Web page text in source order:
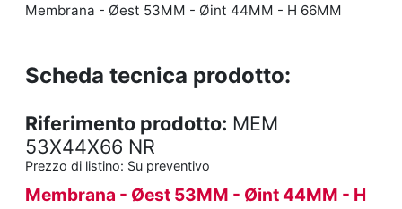
Membrana - Øest 53MM - Øint 44MM - H 66MM
Scheda tecnica prodotto:
Riferimento prodotto: MEM
53X44X66 NR
Prezzo di listino: Su preventivo
Membrana - Øest 53MM - Øint 44MM - H